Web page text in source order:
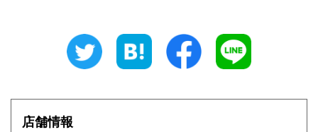
185円 静岡県
店舗情報